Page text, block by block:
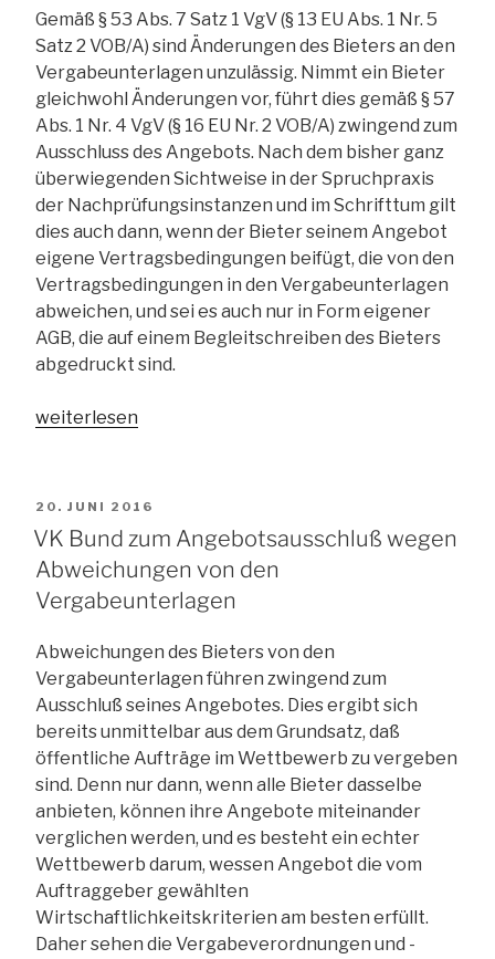
Gemäß § 53 Abs. 7 Satz 1 VgV (§ 13 EU Abs. 1 Nr. 5
Satz 2 VOB/A) sind Änderungen des Bieters an den
Vergabeunterlagen unzulässig. Nimmt ein Bieter
gleichwohl Änderungen vor, führt dies gemäß § 57
Abs. 1 Nr. 4 VgV (§ 16 EU Nr. 2 VOB/A) zwingend zum
Ausschluss des Angebots. Nach dem bisher ganz
überwiegenden Sichtweise in der Spruchpraxis
der Nachprüfungsinstanzen und im Schrifttum gilt
dies auch dann, wenn der Bieter seinem Angebot
eigene Vertragsbedingungen beifügt, die von den
Vertragsbedingungen in den Vergabeunterlagen
abweichen, und sei es auch nur in Form eigener
AGB, die auf einem Begleitschreiben des Bieters
abgedruckt sind.
„BGH:
Bieters
führt
nicht
zum
Ausschluss
des
Angebots“
weiterlesen
VERÖFFENTLICHT
AM
20. JUNI 2016
VK Bund zum Angebotsausschluß wegen
Abweichungen von den
Vergabeunterlagen
Abweichungen des Bieters von den
Vergabeunterlagen führen zwingend zum
Ausschluß seines Angebotes. Dies ergibt sich
bereits unmittelbar aus dem Grundsatz, daß
öffentliche Aufträge im Wettbewerb zu vergeben
sind. Denn nur dann, wenn alle Bieter dasselbe
anbieten, können ihre Angebote miteinander
verglichen werden, und es besteht ein echter
Wettbewerb darum, wessen Angebot die vom
Auftraggeber gewählten
Wirtschaftlichkeitskriterien am besten erfüllt.
Daher sehen die Vergabeverordnungen und -